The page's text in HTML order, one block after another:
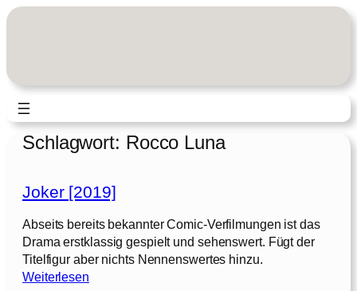
Zum
Schlagwort: Rocco Luna
Joker [2019]
Abseits bereits bekannter Comic-Verfilmungen ist das
Drama erstklassig gespielt und sehenswert. Fügt der
Titelfigur aber nichts Nennenswertes hinzu.
Weiterlesen: